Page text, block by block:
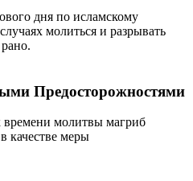
дня по исламскому
молиться и разрывать
Предосторожностями
молитвы магриб
качестве меры